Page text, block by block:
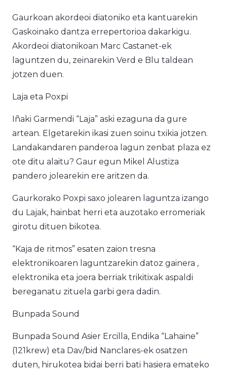
Gaurkoan akordeoi diatoniko eta kantuarekin
Gaskoinako dantza errepertorioa dakarkigu.
Akordeoi diatonikoan Marc Castanet-ek
laguntzen du, zeinarekin Verd e Blu taldean
jotzen duen.
Laja eta Poxpi
Iñaki Garmendi “Laja” aski ezaguna da gure
artean. Elgetarekin ikasi zuen soinu txikia jotzen.
Landakandaren panderoa lagun zenbat plaza ez
ote ditu alaitu? Gaur egun Mikel Alustiza
pandero jolearekin ere aritzen da.
Gaurkorako Poxpi saxo jolearen laguntza izango
du Lajak, hainbat herri eta auzotako erromeriak
girotu dituen bikotea.
“Kaja de ritmos” esaten zaion tresna
elektronikoaren laguntzarekin datoz gainera ,
elektronika eta joera berriak trikitixak aspaldi
bereganatu zituela garbi gera dadin.
Bunpada Sound
Bunpada Sound Asier Ercilla, Endika “Lahaine”
(121krew) eta Dav/bid Nanclares-ek osatzen
duten, hirukotea bidai berri bati hasiera emateko